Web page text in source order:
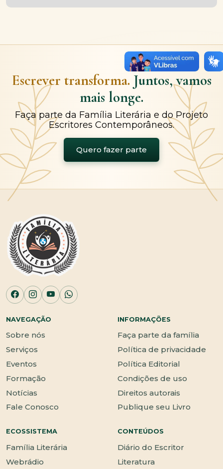
Escrever transforma. Juntos, vamos
mais longe.
Faça parte da Família Literária e do Projeto
Escritores Contemporâneos.
Quero fazer parte
NAVEGAÇÃO
Sobre nós
Serviços
Eventos
Formação
Notícias
Fale Conosco
INFORMAÇÕES
Faça parte da família
Política de privacidade
Política Editorial
Condições de uso
Direitos autorais
Publique seu Livro
ECOSSISTEMA
Família Literária
Webrádio
CONTEÚDOS
Diário do Escritor
Literatura